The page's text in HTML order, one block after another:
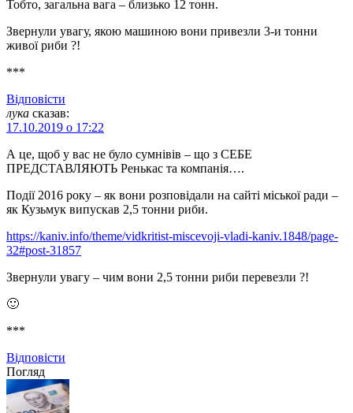
Тобто, загальна вага – близько 12 тонн.
Звернули увагу, якою машиною вони привезли 3-и тонни
живої риби ?!
***
Відповіcти
лука сказав:
17.10.2019 о 17:22
А це, щоб у вас не було сумнівів – що з СЕБЕ
ПРЕДСТАВЛЯЮТЬ Ренькас та компанія….
Події 2016 року – як вони розповідали на сайті міської ради –
як Кузьмук випускав 2,5 тонни риби.
https://kaniv.info/theme/vidkritist-miscevoji-vladi-kaniv.1848/page-
32#post-31857
Звернули увагу – чим вони 2,5 тонни риби перевезли ?!
🙂
***
Відповіcти
Погляд